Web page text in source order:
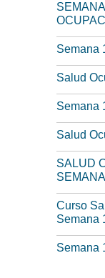
Semana
Salud
Semana
Salud
SALUD
Curso
Semana
Semana